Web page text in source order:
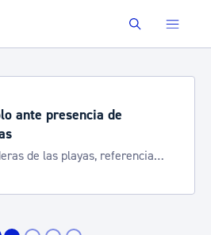
Buscar
ante presencia de
de las playas, referencia